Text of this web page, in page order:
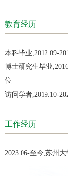
教育经历
本科毕业,2012.09-
博士研究生毕业
位
访问学者,2019.10-
工作经历
2023.06-至今,苏州